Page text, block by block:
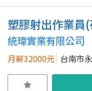
塑膠射出作業
統瑋實業有限公司
月薪32000元 台南市